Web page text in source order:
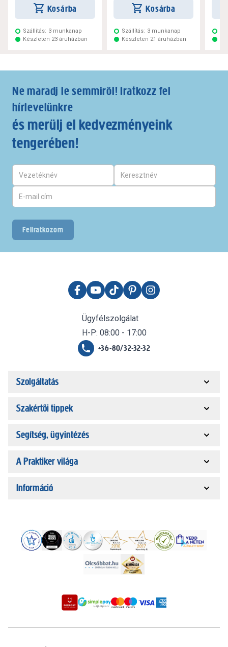
Kosárba
Szállítás: 3 munkanap
Készleten 23 áruházban
Kosárba
Szállítás: 3 munkanap
Készleten 21 áruházban
Ne maradj le semmiről! Iratkozz fel
hírlevelünkre
és merülj el kedvezményeink
tengerében!
Feliratkozom
Ügyfélszolgálat
H-P: 08:00 - 17:00
+36-80/32-32-32
Szolgáltatás
Szakértői tippek
Segítség, ügyintézés
A Praktiker világa
Információ